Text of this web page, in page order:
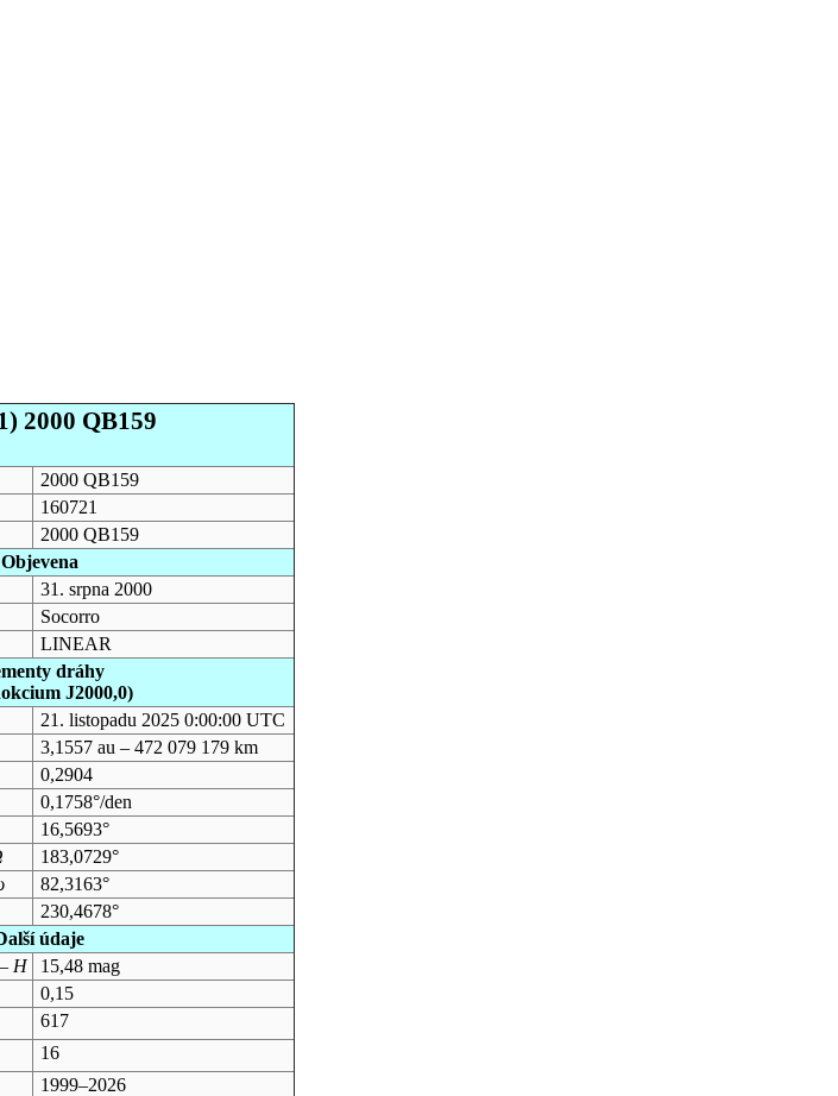
2000 QB159
2000 QB159
160721
2000 QB159
Objevena
31. srpna 2000
Socorro
LINEAR
dráhy
J2000,0)
21. listopadu 2025 0:00:00 UTC
3,1557 au – 472 079 179 km
0,2904
0,1758°/den
16,5693°
183,0729°
82,3163°
230,4678°
údaje
H
15,48 mag
0,15
617
16
1999–2026